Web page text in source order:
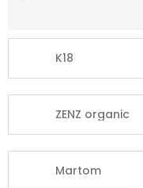
K18
ZENZ organic
Martom